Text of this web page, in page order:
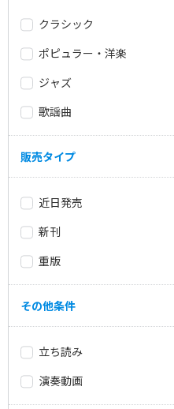
クラシック
ポピュラー・洋楽
ジャズ
歌謡曲
販売タイプ
近日発売
新刊
重版
その他条件
立ち読み
演奏動画